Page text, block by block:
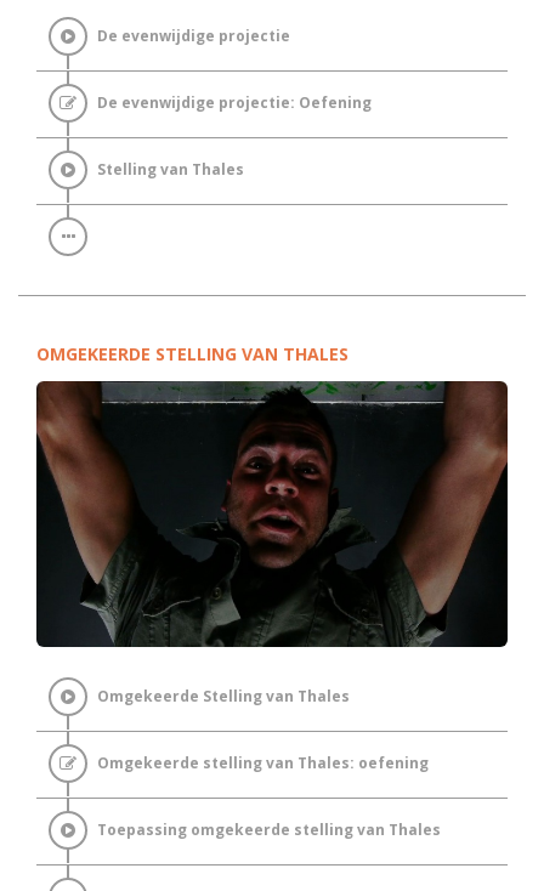
De evenwijdige projectie
De evenwijdige projectie: Oefening
Stelling van Thales
OMGEKEERDE STELLING VAN THALES
Omgekeerde Stelling van Thales
Omgekeerde stelling van Thales: oefening
Toepassing omgekeerde stelling van Thales